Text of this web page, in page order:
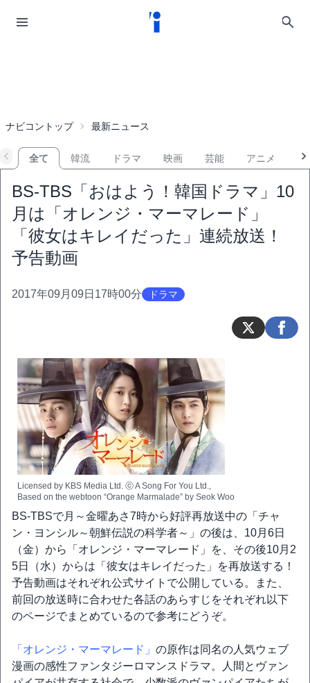
ナビコントップ 最新ニュース
全て 韓流 ドラマ 映画 芸能 アニメ
BS-TBS「おはよう！韓国ドラマ」10
月は「オレンジ・マーマレード」
「彼女はキレイだった」連続放送！
予告動画
2017年09月09日17時00分 ドラマ
Licensed by KBS Media Ltd. ⓒ A Song For You Ltd.,
Based on the webtoon “Orange Marmalade” by Seok Woo
BS-TBSで月～金曜あさ7時から好評再放送中の「チャ
ン・ヨンシル～朝鮮伝説の科学者～」の後は、10月6日
（金）から「オレンジ・マーマレード」を、その後10月2
5日（水）からは「彼女はキレイだった」を再放送する！
予告動画はそれぞれ公式サイトで公開している。また、
前回の放送時に合わせた各話のあらすじをそれぞれ以下
のページでまとめているので参考にどうぞ。
「オレンジ・マーマレード」 の原作は同名の人気ウェブ
漫画の感性ファンタジーロマンスドラマ。人間とヴァン